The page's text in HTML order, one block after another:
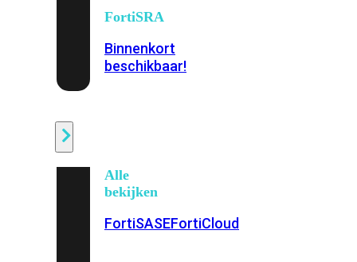
FortiSRA
Binnenkort
beschikbaar!
Alle
bekijken
FortiSASEFortiCloud